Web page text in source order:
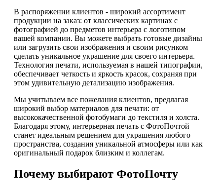
В распоряжении клиентов - широкий ассортимент
продукции на заказ: от классических картинах с
фотографией до предметов интерьера с логотипом
вашей компании. Вы можете выбрать готовые дизайны
или загрузить свои изображения и своим рисунком
сделать уникальное украшение для своего интерьера.
Технология печати, используемая в нашей типографии,
обеспечивает четкость и яркость красок, сохраняя при
этом удивительную детализацию изображения.
Мы учитываем все пожелания клиентов, предлагая
широкий выбор материалов для печати: от
высококачественной фотобумаги до текстиля и холста.
Благодаря этому, интерьерная печать с ФотоПочтой
станет идеальным решением для украшения любого
пространства, создания уникальной атмосферы или как
оригинальный подарок близким и коллегам.
Почему выбирают ФотоПочту